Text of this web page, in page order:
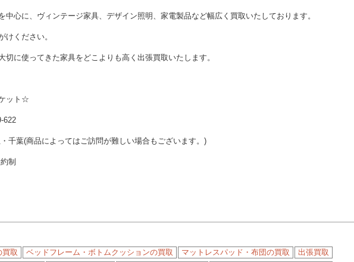
中心に、ヴィンテージ家具、デザイン照明、家電製品など幅広く買取いたしております。
けください。
切に使ってきた家具をどこよりも高く出張買取いたします。
ット☆
622
千葉(商品によってはご訪問が難しい場合もございます。)
制
買取 ベッドフレーム・ボトムクッションの買取 マットレスパッド・布団の買取
出張買取